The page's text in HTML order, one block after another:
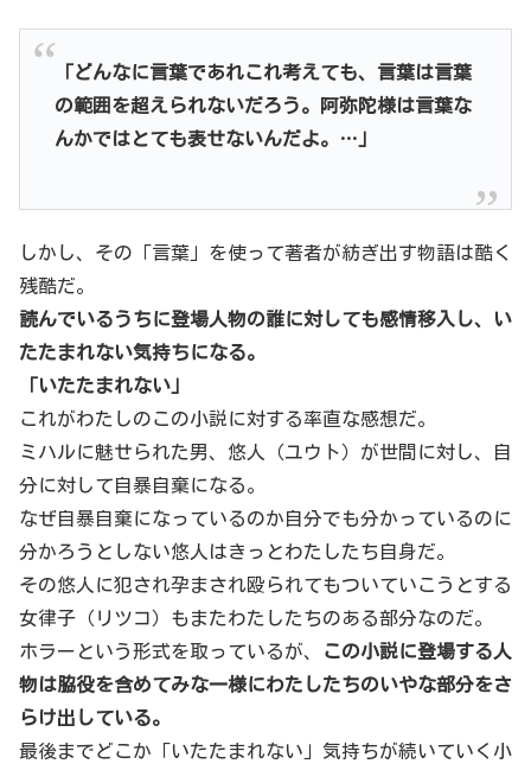
「どんなに言葉であれこれ考えても、言葉は言葉
の範囲を超えられないだろう。阿弥陀様は言葉な
んかではとても表せないんだよ。…」
しかし、その「言葉」を使って著者が紡ぎ出す物語は酷く
残酷だ。
読んでいるうちに登場人物の誰に対しても感情移入し、い
たたまれない気持ちになる。
「いたたまれない」
これがわたしのこの小説に対する率直な感想だ。
ミハルに魅せられた男、悠人（ユウト）が世間に対し、自
分に対して自暴自棄になる。
なぜ自暴自棄になっているのか自分でも分かっているのに
分かろうとしない悠人はきっとわたしたち自身だ。
その悠人に犯され孕まされ殴られてもついていこうとする
女律子（リツコ）もまたわたしたちのある部分なのだ。
ホラーという形式を取っているが、
この小説に登場する人
物は脇役を含めてみな一様にわたしたちのいやな部分をさ
らけ出している。
最後までどこか「いたたまれない」気持ちが続いていく小